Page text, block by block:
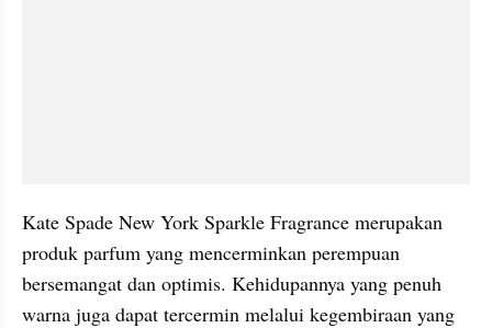
Kate Spade New York Sparkle Fragrance merupakan
produk parfum yang mencerminkan perempuan
bersemangat dan optimis. Kehidupannya yang penuh
warna juga dapat tercermin melalui kegembiraan yang